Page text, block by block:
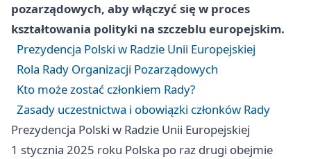
pozarządowych, aby włączyć się w proces
kształtowania polityki na szczeblu europejskim.
Prezydencja Polski w Radzie Unii Europejskiej
Rola Rady Organizacji Pozarządowych
Kto może zostać członkiem Rady?
Zasady uczestnictwa i obowiązki członków Rady
Prezydencja Polski w Radzie Unii Europejskiej
1 stycznia 2025 roku Polska po raz drugi obejmie